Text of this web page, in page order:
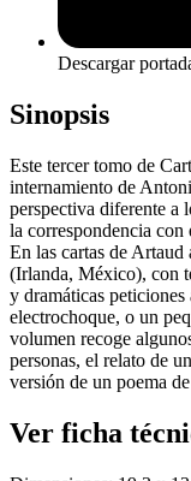
Descargar
Sinopsis
Este tercer tomo de
internamiento de
perspectiva diferente a
la correspondencia
En las cartas de Artaud
(Irlanda, México), con
y dramáticas
electrochoque, o un
volumen recoge
personas, el relato de
versión de un poema
Ver ficha